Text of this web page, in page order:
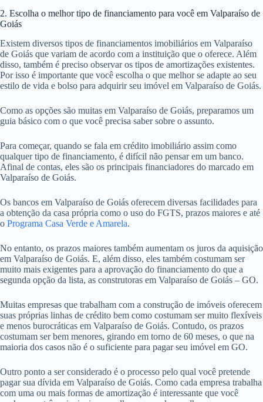
2. Escolha o melhor tipo de financiamento para você em Valparaíso de
Goiás
Existem diversos tipos de financiamentos imobiliários em Valparaíso
de Goiás que variam de acordo com a instituição que o oferece. Além
disso, também é preciso observar os tipos de amortizações existentes.
Por isso é importante que você escolha o que melhor se adapte ao seu
estilo de vida e bolso para adquirir seu imóvel em Valparaíso de Goiás.
Como as opções são muitas em Valparaíso de Goiás, preparamos um
guia básico com o que você precisa saber sobre o assunto.
Para começar, quando se fala em crédito imobiliário assim como
qualquer tipo de financiamento, é difícil não pensar em um banco.
Afinal de contas, eles são os principais financiadores do marcado em
Valparaíso de Goiás.
Os bancos em Valparaíso de Goiás oferecem diversas facilidades para
a obtenção da casa própria como o uso do FGTS, prazos maiores e até
o Programa Casa Verde e Amarela.
No entanto, os prazos maiores também aumentam os juros da aquisição
em Valparaíso de Goiás. E, além disso, eles também costumam ser
muito mais exigentes para a aprovação do financiamento do que a
segunda opção da lista, as construtoras em Valparaíso de Goiás – GO.
Muitas empresas que trabalham com a construção de imóveis oferecem
suas próprias linhas de crédito bem como costumam ser muito flexíveis
e menos burocráticas em Valparaíso de Goiás. Contudo, os prazos
costumam ser bem menores, girando em torno de 60 meses, o que na
maioria dos casos não é o suficiente para pagar seu imóvel em GO.
Outro ponto a ser considerado é o processo pelo qual você pretende
pagar sua dívida em Valparaíso de Goiás. Como cada empresa trabalha
com uma ou mais formas de amortização é interessante que você